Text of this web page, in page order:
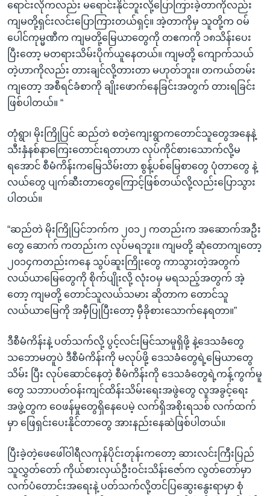
ရောင်းလိုကလည်း မရောင်းနိုင်ဘူးလို့ပြောကြားခဲ့တာကိုလည်း
ကျမတို့ရှင်းလင်းပြောကြားတယ်ရှင့်။ အဲ့တာကိုမှ သူတို့က ဝမ်
ပေါင်ကုမ္မဏီက ကျမတို့မြေယာတွေကို တဧကကို ၁၈သိန်းပေး
ပြီးတော့ မတရားသိမ်းပိုက်ယူနေတယ်။ ကျမတို့ ကျောက်သယ်
တဲ့ဟာကိုလည်း တားချင်လို့တားတာ မဟုတ်ဘူး။ တကယ်တမ်း
ကျတော့ အစီရင်ခံစာကို ချိုးဖောက်နေခြင်းအတွက် တားရခြင်း
ဖြစ်ပါတယ်။ “
တုံရွာ၊ မိုးကြိုပြင် ဆည်တဲ စတဲ့ကျေးရွာကတောင်သူတွေအနေနဲ့
သီးနှံနစ်နာကြေးတောင်းရတာဟာ လုပ်ကိုင်စားသောက်လို့မ
ရအောင် စီမံကိန်းကမြေသိမ်းတာ စွန့်ပစ်မြေစာတွေ ပုံတာတွေ နဲ့
လယ်တွေ ပျက်ဆီးတာတွေကြောင့်ဖြစ်တယ်လို့လည်းပြောသွား
ပါတယ်။
“ဆည်တဲ မိုးကြိုပြင်ဘက်က ၂၀၁၂ ကတည်းက အဆောက်အဦး
တွေ ဆောက် ကတည်းက လုပ်မရဘူး။ ကျမတို့ ဆုံတောကျတော့
၂၀၁၄ကတည်းကနေ သွပ်ဆူးကြိုးတွေ ကာသွားတဲ့အတွက်
လယ်ယာမြေတွေကို စိုက်ပျိုးလို့ လုံးဝမှ မရသည့်အတွက် အဲ့
တော့ ကျမတို့ တောင်သူလယ်သမား ဆိုတာက တောင်သူ
လယ်ယာမြေကို အမှီပြုပြီးတော့ မှီခိုစားသောက်နေရတာ။”
ဒီစီမံကိန်းနဲ့ ပတ်သက်လို့ ပွင့်လင်းမြင်သာမူရှိဖို့ နဲ့ဒေသခံတွေ
သဘောမတူပဲ ဒီစီမံကိန်းကို မလုပ်ဖို့ ဒေသခံတွေရဲ့မြေယာတွေ
သိမ်း ပြီး လုပ်ဆောင်နေတဲ့ စီမံကိန်းကို ဒေသခံတွေရဲ့ကန့်ကွက်မူ
တွေ သဘာပတ်ဝန်းကျင်ထိန်းသိမ်းရေးအဖွဲတွေ လူအခွင့်ရေး
အဖွဲ့တွက ဝေဖန်မှုတွေရှိနေပေမဲ့ လက်ရှိအစိုးရသစ် လက်ထက်
မှာ ဖြေရှင်းပေးနိုင်တာတွေ အားနည်းနေဆဲဖြစ်ပါတယ်။
ပြီးခဲ့တဲ့ဖေဖေါ်ဝါရီလကုန်ပိုင်းတုန်းကတော့ ဆားလင်းကြီးပြည်
သူလွှတ်တော် ကိုယ်စားလှယ်ဦးဝင်းသိန်းဇော်က လွတ်တော်မှာ
လက်ပံတောင်းအရေးနဲ့ ပတ်သက်လို့တင်ပြဆွေးနွေးရာမှာ စုံ